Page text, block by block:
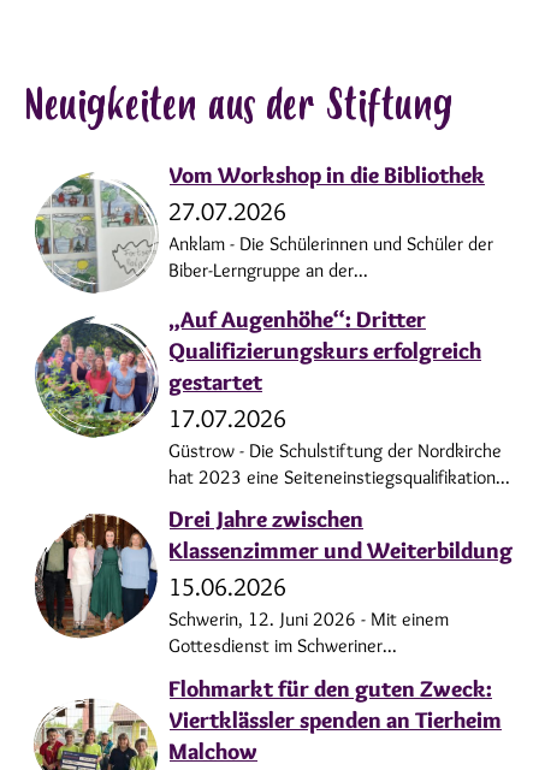
Neuigkeiten aus der Stiftung
Vom Workshop in die Bibliothek
27.07.2026
Anklam - Die Schülerinnen und Schüler der
Biber-Lerngruppe an der...
„Auf Augenhöhe“: Dritter
Qualifizierungskurs erfolgreich
gestartet
17.07.2026
Güstrow - Die Schulstiftung der Nordkirche
hat 2023 eine Seiteneinstiegsqualifikation...
Drei Jahre zwischen
Klassenzimmer und Weiterbildung
15.06.2026
Schwerin, 12. Juni 2026 - Mit einem
Gottesdienst im Schweriner...
Flohmarkt für den guten Zweck:
Viertklässler spenden an Tierheim
Malchow